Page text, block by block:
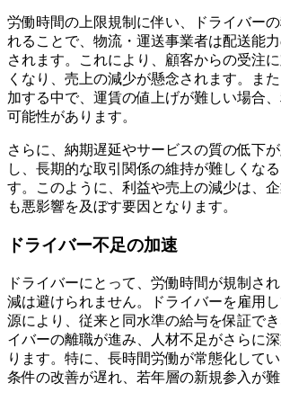
労働時間の上限規制に伴い、ドライバー
れることで、物流・運送事業者は配送能
されます。これにより、顧客からの受注
くなり、売上の減少が懸念されます。ま
加する中で、運賃の値上げが難しい場合
可能性があります。
さらに、納期遅延やサービスの質の低下
し、長期的な取引関係の維持が難しくな
す。このように、利益や売上の減少は、
も悪影響を及ぼす要因となります。
ドライバー不足の加速
ドライバーにとって、労働時間が規制さ
減は避けられません。ドライバーを雇用
源により、従来と同水準の給与を保証で
イバーの離職が進み、人材不足がさらに
ります。特に、長時間労働が常態化して
条件の改善が遅れ、若年層の新規参入が難